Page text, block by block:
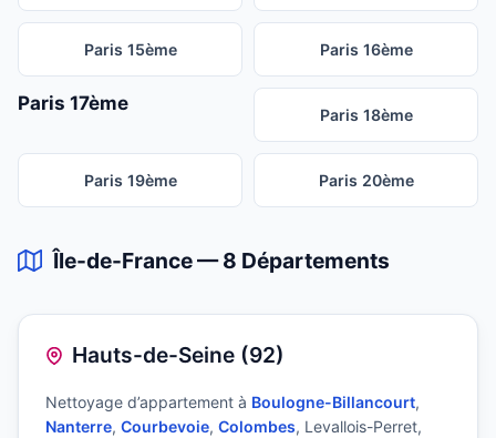
Paris 15ème Paris 16ème
Paris 17ème
Paris 18ème
Paris 19ème Paris 20ème
Île-de-France — 8 Départements
Hauts-de-Seine (92)
Nettoyage d’appartement à Boulogne-Billancourt,
Nanterre, Courbevoie, Colombes, Levallois-Perret,